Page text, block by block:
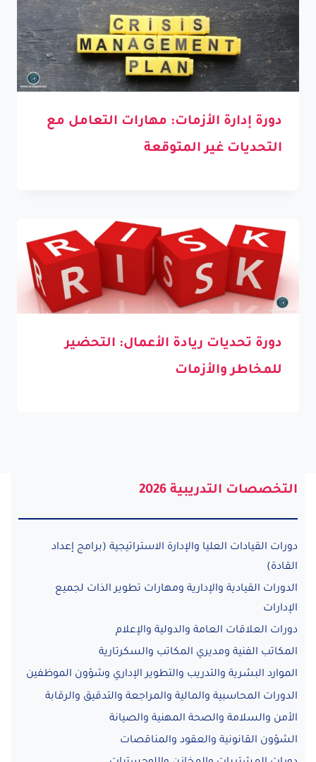
دورة إدارة الأزمات: مهارات التعامل مع
التحديات غير المتوقعة
دورة تحديات ريادة الأعمال: التحضير
للمخاطر والأزمات
التخصصات التدريبية 2026
دورات القيادات العليا والإدارة الاستراتيجية (برامج إعداد
القادة)
الدورات القيادية والإدارية ومهارات تطوير الذات لجميع
الإدارات
دورات العلاقات العامة والدولية والإعلام
المكاتب الفنية ومديري المكاتب والسكرتارية
الموارد البشرية والتدريب والتطوير الإداري وشؤون الموظفين
الدورات المحاسبية والمالية والمراجعة والتدقيق والرقابة
الأمن والسلامة والصحة المهنية والصيانة
الشؤون القانونية والعقود والمناقصات